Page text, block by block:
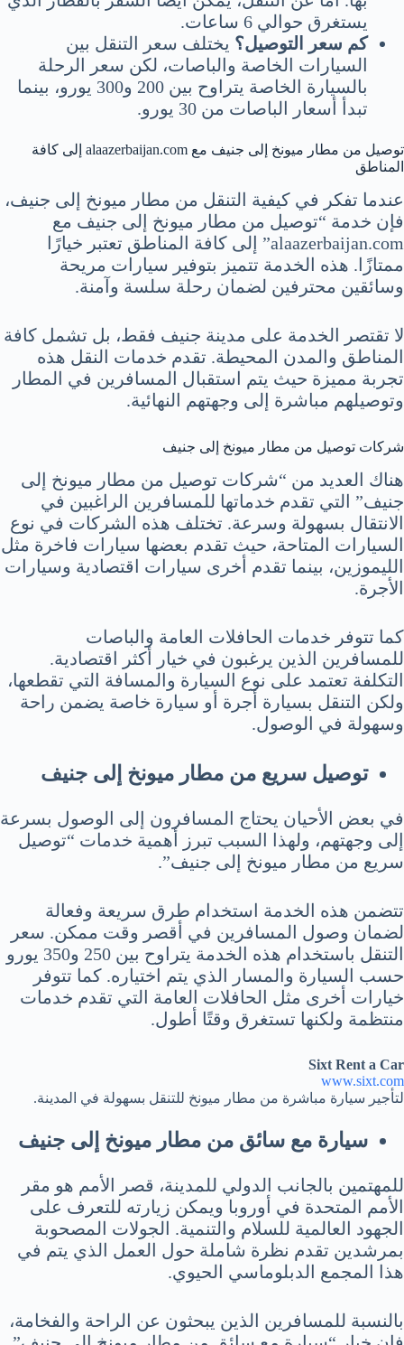
يستغرق حوالي 6 ساعات.
كم سعر التوصيل؟ يختلف سعر التنقل بين
السيارات الخاصة والباصات، لكن سعر الرحلة
بالسيارة الخاصة يتراوح بين 200 و300 يورو، بينما
تبدأ أسعار الباصات من 30 يورو.
توصيل من مطار ميونخ إلى جنيف مع alaazerbaijan.com إلى كافة
المناطق
عندما تفكر في كيفية التنقل من مطار ميونخ إلى جنيف،
فإن خدمة “توصيل من مطار ميونخ إلى جنيف مع
alaazerbaijan.com” إلى كافة المناطق تعتبر خيارًا
ممتازًا. هذه الخدمة تتميز بتوفير سيارات مريحة
وسائقين محترفين لضمان رحلة سلسة وآمنة.
لا تقتصر الخدمة على مدينة جنيف فقط، بل تشمل كافة
المناطق والمدن المحيطة. تقدم خدمات النقل هذه
تجربة مميزة حيث يتم استقبال المسافرين في المطار
وتوصيلهم مباشرة إلى وجهتهم النهائية.
شركات توصيل من مطار ميونخ إلى جنيف
هناك العديد من “شركات توصيل من مطار ميونخ إلى
جنيف” التي تقدم خدماتها للمسافرين الراغبين في
الانتقال بسهولة وسرعة. تختلف هذه الشركات في نوع
السيارات المتاحة، حيث تقدم بعضها سيارات فاخرة مثل
الليموزين، بينما تقدم أخرى سيارات اقتصادية وسيارات
الأجرة.
كما تتوفر خدمات الحافلات العامة والباصات
للمسافرين الذين يرغبون في خيار أكثر اقتصادية.
التكلفة تعتمد على نوع السيارة والمسافة التي تقطعها،
ولكن التنقل بسيارة أجرة أو سيارة خاصة يضمن راحة
وسهولة في الوصول.
توصيل سريع من مطار ميونخ إلى جنيف
في بعض الأحيان يحتاج المسافرون إلى الوصول بسرعة
إلى وجهتهم، ولهذا السبب تبرز أهمية خدمات “توصيل
سريع من مطار ميونخ إلى جنيف”.
تتضمن هذه الخدمة استخدام طرق سريعة وفعالة
لضمان وصول المسافرين في أقصر وقت ممكن. سعر
التنقل باستخدام هذه الخدمة يتراوح بين 250 و350 يورو
حسب السيارة والمسار الذي يتم اختياره. كما تتوفر
خيارات أخرى مثل الحافلات العامة التي تقدم خدمات
منتظمة ولكنها تستغرق وقتًا أطول.
Sixt Rent a Car
www.sixt.com
لتأجير سيارة مباشرة من مطار ميونخ للتنقل بسهولة في المدينة.
سيارة مع سائق من مطار ميونخ إلى جنيف
للمهتمين بالجانب الدولي للمدينة، قصر الأمم هو مقر
الأمم المتحدة في أوروبا ويمكن زيارته للتعرف على
الجهود العالمية للسلام والتنمية. الجولات المصحوبة
بمرشدين تقدم نظرة شاملة حول العمل الذي يتم في
هذا المجمع الدبلوماسي الحيوي.
بالنسبة للمسافرين الذين يبحثون عن الراحة والفخامة،